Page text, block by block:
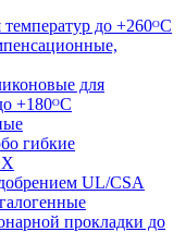
до +260ᴼС
для
+180ᴼС
гибкие
UL/CSA
прокладки до